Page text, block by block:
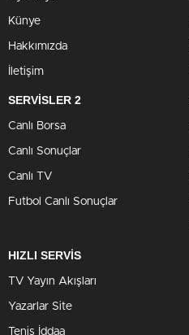
Künye
Hakkımızda
İletişim
SERVİSLER 2
Canlı Borsa
Canlı Sonuçlar
Canlı TV
Futbol Canlı Sonuçlar
HIZLI SERVİS
TV Yayın Akışları
Yazarlar Site
Tenis İddaa